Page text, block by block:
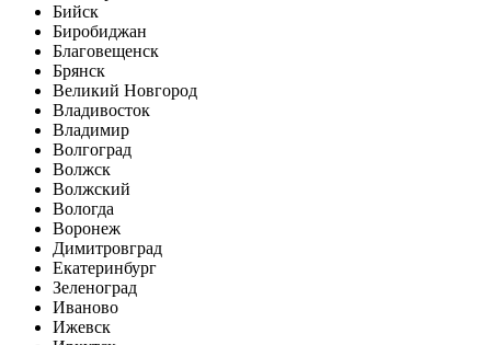
Бийск
Биробиджан
Благовещенск
Брянск
Великий Новгород
Владивосток
Владимир
Волгоград
Волжск
Волжский
Вологда
Воронеж
Димитровград
Екатеринбург
Зеленоград
Иваново
Ижевск